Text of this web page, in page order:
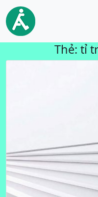
Thẻ: tỉ